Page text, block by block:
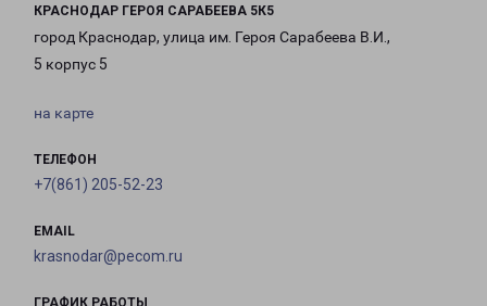
КРАСНОДАР ГЕРОЯ САРАБЕЕВА 5К5
город Краснодар, улица им. Героя Сарабеева В.И.,
5 корпус 5
на карте
ТЕЛЕФОН
+7(861) 205-52-23
EMAIL
krasnodar@pecom.ru